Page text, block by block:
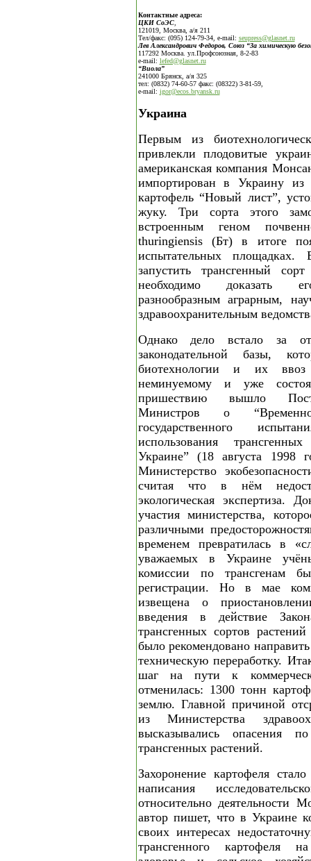
Контактные адреса:
ЦКИ СоЭС,
121019, Москва, а/я 211
Тел/факс: (095) 124-79-34, e-mail: seupress@glasnet.ru
Лев Александрович Федоров, Союз “За химическую
117292 Москва. ул.Профсоюзная, 8-2-83
e-mail: lefed@glasnet.ru
“Виола”
241000 Брянск, а/я 325
тел: (0832) 74-60-57 факс: (08322) 3-81-59,
e-mail: igor@ecos.bryansk.ru
Украина
Первым из
привлекли плодовитые
американская компания
импортирован в Украину
картофель “Новый лист”,
жуку. Три сорта этого
встроенным геном
thuringiensis (Бт) в итоге
испытательных
запустить трансгенный
необходимо доказать
разнообразным аграрным,
здравоохранительным
Однако дело встало за
законодательной базы,
биотехнологии и их
неминуемому и уже
пришествию вышло
Министров о
государственного
использования
Украине” (18 августа 1998
Министерство
считая что в нём
экологическая экспертиза.
участия министерства,
различными
временем превратилась в
уважаемых в Украине
комиссии по трансгенам
регистрации. Но в мае
извещена о
введения в действие
трансгенных сортов
было рекомендовано
техническую переработку.
шаг на пути к
отменилась: 1300 тонн
землю. Главной причиной
из Министерства
высказывались опасения
трансгенных растений.
Захоронение картофеля
написания
относительно деятельности
автор пишет, что в Украине
своих интересах
трансгенного картофеля